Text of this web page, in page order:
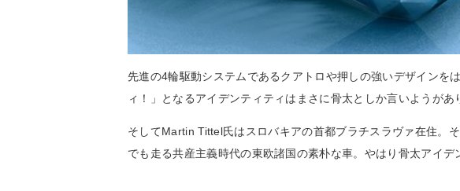
先進の4輪駆動システムであるクアトロや押しの強いデザインを
ィ！」となるアイデンティティはまさに骨太としか言いようがあ
そしてMartin Tittel氏はスロバキアの首都ブラチスラヴァ在住。
でも走る共産主義時代の東欧諸国の素朴な車。やはり骨太アイデ